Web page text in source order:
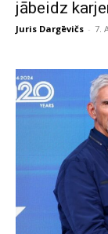
jābeidz
Juris Dargēvičs - 7.